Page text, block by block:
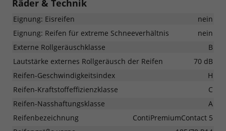
Räder & Technik
Eignung: Eisreifen
nein
Eignung: Reifen für extreme Schneeverhältnis
nein
Externe Rollgeräuschklasse
B
Lautstärke externes Rollgeräusch der Reifen
70 dB
Reifen-Geschwindigkeitsindex
H
Reifen-Kraftstoffeffizienzklasse
C
Reifen-Nasshaftungsklasse
A
Reifenbezeichnung
ContiPremiumContact 5